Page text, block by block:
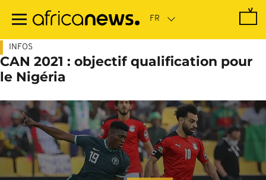
contenu
INFOS
CAN 2021 : objectif qualification pour
le Nigéria